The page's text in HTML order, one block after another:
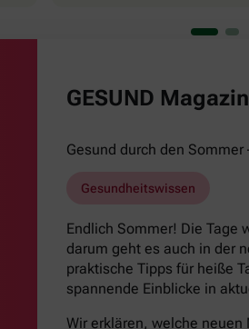
GESUND Magazin
Gesund durch den
Gesundheitswissen
Endlich Sommer! Die Tage
darum geht es auch in der
praktische Tipps für heiße
spannende Einblicke in
Wir erklären, welche